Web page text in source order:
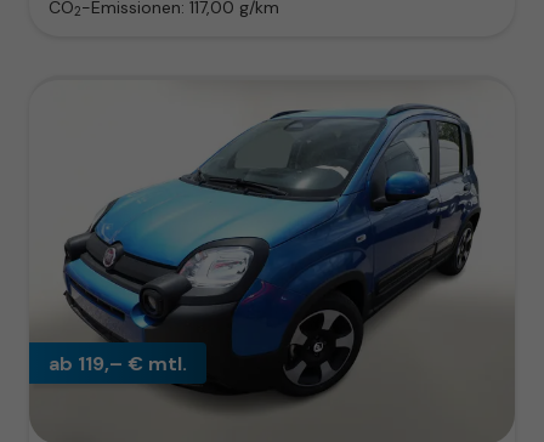
CO2-Emissionen: 117,00 g/km
ab 119,– € mtl.